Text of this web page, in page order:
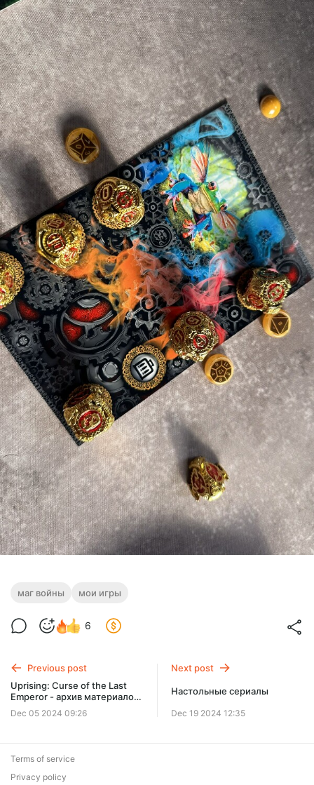
маг войны мои игры
6
Previous post
Uprising: Curse of the Last
Emperor - архив материалов
по игре.
Dec 05 2024 09:26
Next post
Настольные сериалы
Dec 19 2024 12:35
Terms of service
Privacy policy